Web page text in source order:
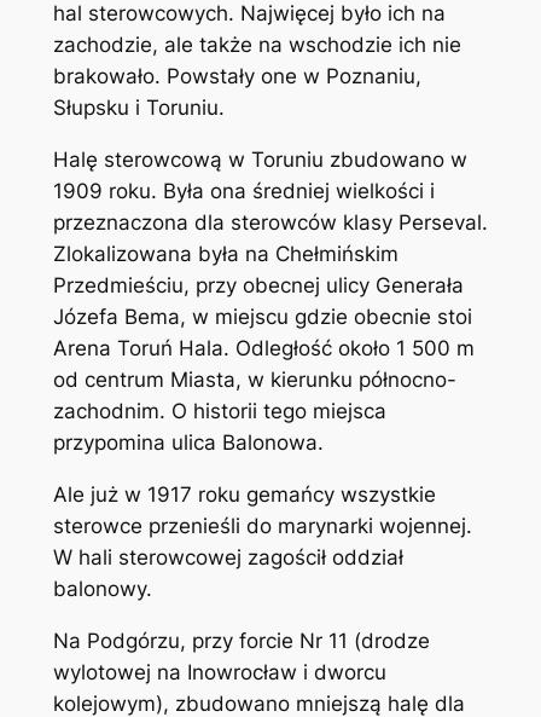
hal sterowcowych. Najwięcej było ich na
zachodzie, ale także na wschodzie ich nie
brakowało. Powstały one w Poznaniu,
Słupsku i Toruniu.
Halę sterowcową w Toruniu zbudowano w
1909 roku. Była ona średniej wielkości i
przeznaczona dla sterowców klasy Perseval.
Zlokalizowana była na Chełmińskim
Przedmieściu, przy obecnej ulicy Generała
Józefa Bema, w miejscu gdzie obecnie stoi
Arena Toruń Hala. Odległość około 1 500 m
od centrum Miasta, w kierunku północno-
zachodnim. O historii tego miejsca
przypomina ulica Balonowa.
Ale już w 1917 roku gemańcy wszystkie
sterowce przenieśli do marynarki wojennej.
W hali sterowcowej zagościł oddział
balonowy.
Na Podgórzu, przy forcie Nr 11 (drodze
wylotowej na Inowrocław i dworcu
kolejowym), zbudowano mniejszą halę dla